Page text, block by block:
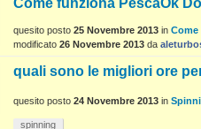
Come funziona PescaOk
quesito posto 25 Novembre 2013 in
modificato 26 Novembre 2013 da
quali sono le migliori ore
quesito posto 24 Novembre 2013 in
spinning